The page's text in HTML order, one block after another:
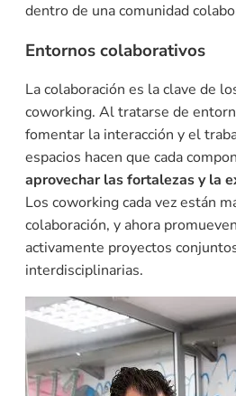
dentro de una comunidad
Entornos colaborativos
La colaboración es la clave de
coworking. Al tratarse de
fomentar la interacción y el
espacios hacen que cada
aprovechar las fortalezas y la
Los coworking cada vez están
colaboración, y ahora
activamente proyectos
interdisciplinarias.